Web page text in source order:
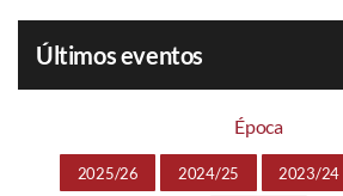
Últimos eventos
Época
2025/26 2024/25 2023/24